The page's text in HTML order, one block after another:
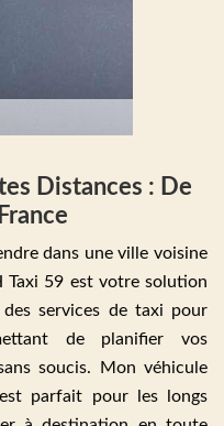
Distances : De
dans une ville voisine
Taxi 59 est votre solution
services de taxi pour
de planifier vos
soucis. Mon véhicule
parfait pour les longs